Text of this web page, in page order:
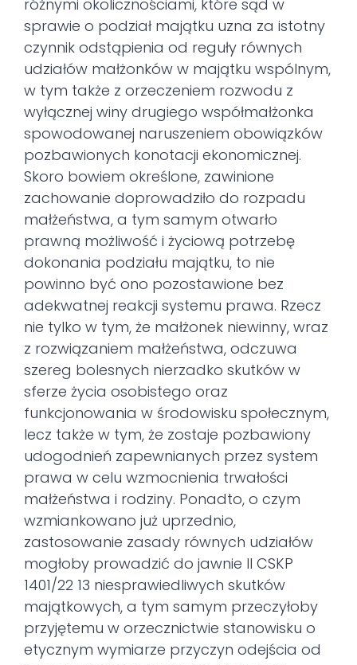
różnymi okolicznościami, które sąd w
sprawie o podział majątku uzna za istotny
czynnik odstąpienia od reguły równych
udziałów małżonków w majątku wspólnym,
w tym także z orzeczeniem rozwodu z
wyłącznej winy drugiego współmałżonka
spowodowanej naruszeniem obowiązków
pozbawionych konotacji ekonomicznej.
Skoro bowiem określone, zawinione
zachowanie doprowadziło do rozpadu
małżeństwa, a tym samym otwarło
prawną możliwość i życiową potrzebę
dokonania podziału majątku, to nie
powinno być ono pozostawione bez
adekwatnej reakcji systemu prawa. Rzecz
nie tylko w tym, że małżonek niewinny, wraz
z rozwiązaniem małżeństwa, odczuwa
szereg bolesnych nierzadko skutków w
sferze życia osobistego oraz
funkcjonowania w środowisku społecznym,
lecz także w tym, że zostaje pozbawiony
udogodnień zapewnianych przez system
prawa w celu wzmocnienia trwałości
małżeństwa i rodziny. Ponadto, o czym
wzmiankowano już uprzednio,
zastosowanie zasady równych udziałów
mogłoby prowadzić do jawnie II CSKP
1401/22 13 niesprawiedliwych skutków
majątkowych, a tym samym przeczyłoby
przyjętemu w orzecznictwie stanowisku o
etycznym wymiarze przyczyn odejścia od